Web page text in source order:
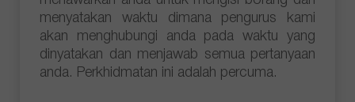
menyatakan waktu dimana pengurus kami
akan menghubungi anda pada waktu yang
dinyatakan dan menjawab semua pertanyaan
anda. Perkhidmatan ini adalah percuma.